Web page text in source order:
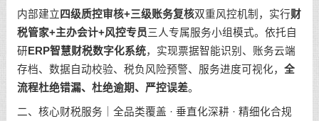
内部建立 四级质控审核+三级账务复核双重风控机制，实行财
税管家+主办会计+风控专员三人专属服务小组模式。依托自
研 ERP智慧财税数字化系统，实现票据智能识别、账务云端
存档、数据自动校验、税负风险预警、服务进度可视化， 全
流程杜绝错漏、杜绝逾期、严控误差。
二、核心财税服务｜全品类覆盖 · 垂直化深耕 · 精细化合规